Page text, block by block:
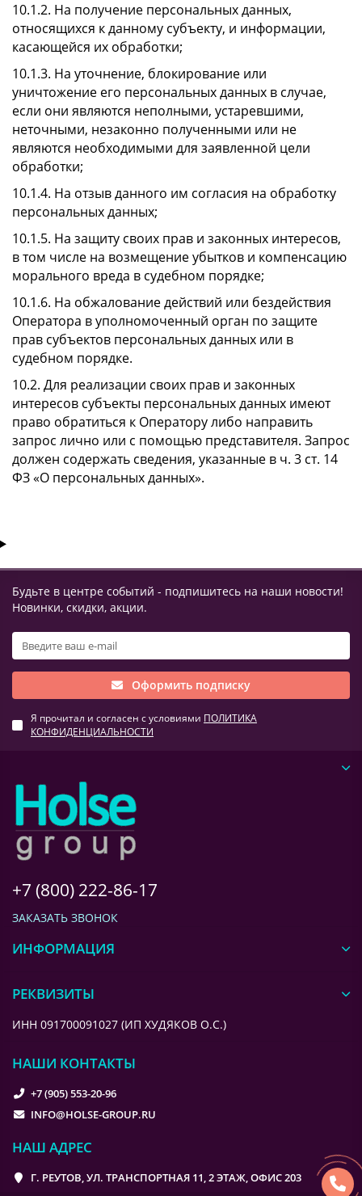
10.1.2. На получение персональных данных,
относящихся к данному субъекту, и информации,
касающейся их обработки;
10.1.3. На уточнение, блокирование или
уничтожение его персональных данных в случае,
если они являются неполными, устаревшими,
неточными, незаконно полученными или не
являются необходимыми для заявленной цели
обработки;
10.1.4. На отзыв данного им согласия на обработку
персональных данных;
10.1.5. На защиту своих прав и законных интересов,
в том числе на возмещение убытков и компенсацию
морального вреда в судебном порядке;
10.1.6. На обжалование действий или бездействия
Оператора в уполномоченный орган по защите
прав субъектов персональных данных или в
судебном порядке.
10.2. Для реализации своих прав и законных
интересов субъекты персональных данных имеют
право обратиться к Оператору либо направить
запрос лично или с помощью представителя. Запрос
должен содержать сведения, указанные в ч. 3 ст. 14
ФЗ «О персональных данных».
Будьте в центре событий - подпишитесь на наши новости!
Новинки, скидки, акции.
Оформить подписку
Я прочитал и согласен с условиями ПОЛИТИКА
КОНФИДЕНЦИАЛЬНОСТИ
+7 (800) 222-86-17
ЗАКАЗАТЬ ЗВОНОК
ИНФОРМАЦИЯ
РЕКВИЗИТЫ
ИНН 091700091027 (ИП ХУДЯКОВ О.С.)
НАШИ КОНТАКТЫ
+7 (905) 553-20-96
INFO@HOLSE-GROUP.RU
НАШ АДРЕС
Г. РЕУТОВ, УЛ. ТРАНСПОРТНАЯ 11, 2 ЭТАЖ, ОФИС 203